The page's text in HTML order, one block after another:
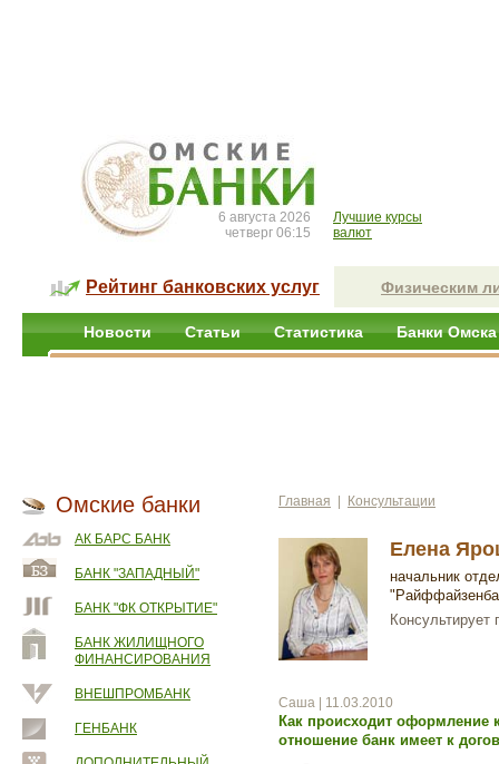
6 августа 2026
четверг 06:15
Лучшие курсы
валют
Рейтинг банковских услуг Физическим
Новости Статьи Статистика Банки Омска
Омские банки
АК БАРС БАНК
БАНК "ЗАПАДНЫЙ"
БАНК "ФК ОТКРЫТИЕ"
БАНК ЖИЛИЩНОГО
ФИНАНСИРОВАНИЯ
ВНЕШПРОМБАНК
ГЕНБАНК
Главная Консультации
Елена
начальник
Консультирует
Саша | 11.03.2010
Как происходит оформление
отношение банк имеет к